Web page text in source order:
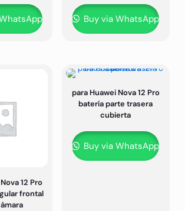
Buy via WhatsApp
12 Pro
frontal
para Huawei Nova 12 Pro
batería parte trasera
cubierta
Buy via WhatsApp